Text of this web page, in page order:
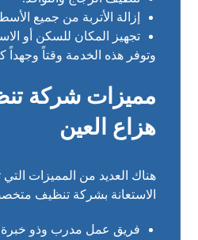
إزالة الأتربة من جميع
تجهيز المكان للسكن أو
وتوفر هذه الخدمة وقتاً وجهداً
مميزات شركة
هزاع العين
هناك العديد من المميزات
الاستعانة بشركة تنظيف
فريق عمل مدرب وذو